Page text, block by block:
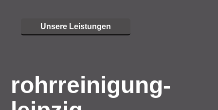
Unsere Leistungen
rohrreinigung-